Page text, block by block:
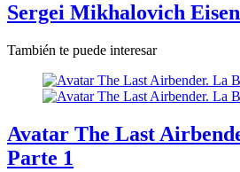
Sergei Mikhalovich
También te puede interesar
Avatar The Last
Parte 1